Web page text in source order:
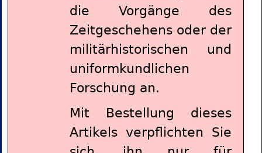
die Vorgänge des
Zeitgeschehens oder der
militärhistorischen und
uniformkundlichen
Forschung an.
Mit Bestellung dieses
Artikels verpflichten Sie